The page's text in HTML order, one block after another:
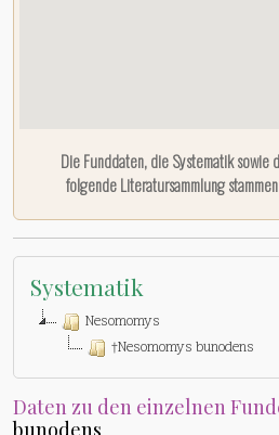
Die Funddaten, die Systematik sowie
folgende Literatursammlung
Systematik
Nesomomys
†Nesomomys bunodens
Daten zu den einzelnen
bunodens